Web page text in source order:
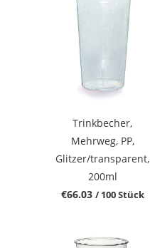
Trinkbecher,
Mehrweg, PP,
Glitzer/transparent,
200ml
€66.03 / 100 Stück